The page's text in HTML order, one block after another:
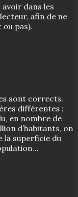
avoir dans les
afin de ne
pas).
sont corrects.
différentes :
en nombre de
d’habitants, on
la superficie du